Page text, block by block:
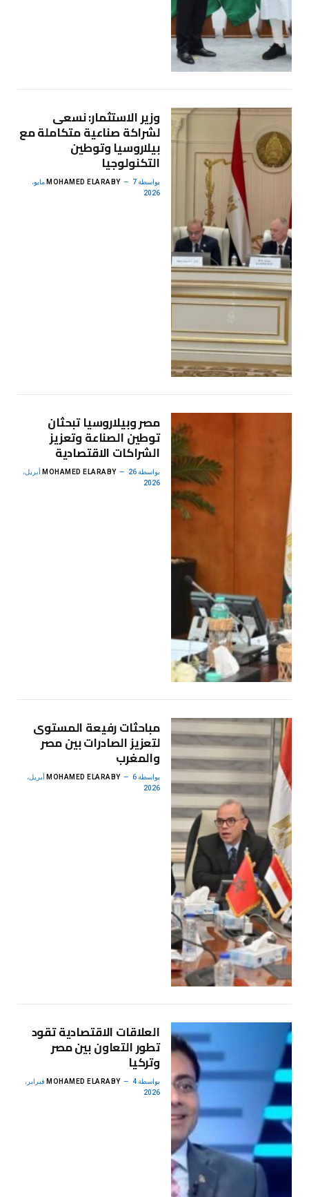
وزير الاستثمار: نسعى
لشراكة صناعية متكاملة مع
بيلاروسيا وتوطين
التكنولوجيا
بواسطة MOHAMED ELARABY 7 مايو،
2026
مصر وبيلاروسيا تبحثان
توطين الصناعة وتعزيز
الشراكات الاقتصادية
بواسطة MOHAMED ELARABY 26 أبريل،
2026
مباحثات رفيعة المستوى
لتعزيز الصادرات بين مصر
والمغرب
بواسطة MOHAMED ELARABY 6 أبريل،
2026
العلاقات الاقتصادية تقود
تطور التعاون بين مصر
وتركيا
بواسطة MOHAMED ELARABY 4 فبراير،
2026